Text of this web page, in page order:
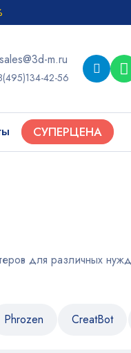
sales@3d-m.ru
42-56
СУПЕРЦЕНА
для различных
Phrozen CreatBot